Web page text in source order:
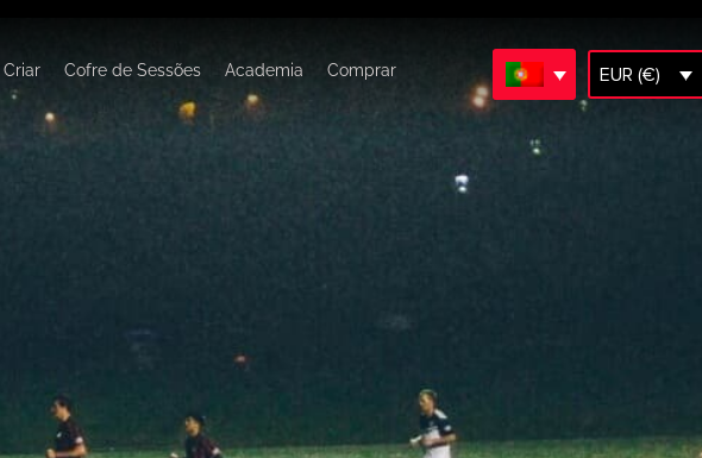
Criar Cofre de Sessões Academia Comprar EUR (€)